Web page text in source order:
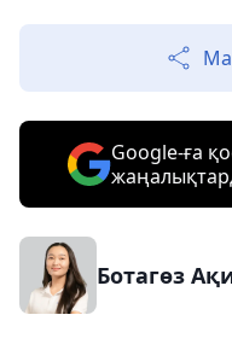
Google-ға
Ботагөз